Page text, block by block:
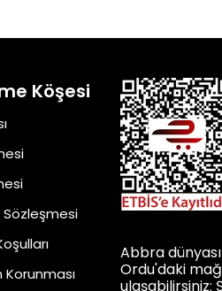
Köşesi
Sözleşmesi
Korunması
Abbra
Ordu'daki
ulaşabilirsiniz: